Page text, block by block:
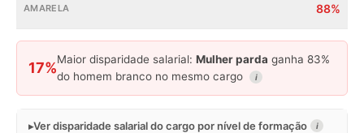
88%
17%
Maior disparidade salarial: Mulher parda ganha 83%
do homem branco no mesmo cargo
i
Ver disparidade salarial do cargo por nível de formação i